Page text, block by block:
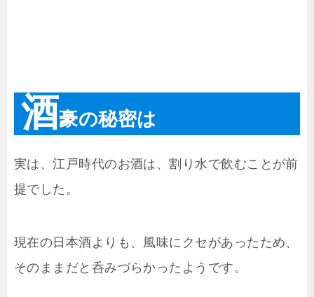
酒豪の秘密は
実は、江戸時代のお酒は、割り水で飲むことが前
提でした。
現在の日本酒よりも、風味にクセがあったため、
そのままだと呑みづらかったようです。